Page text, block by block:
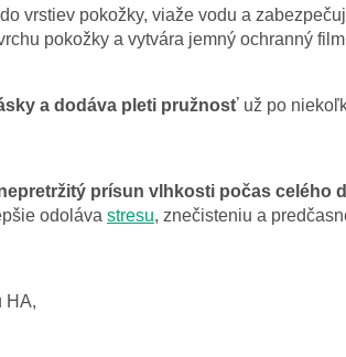
vrstiev pokožky, viaže vodu a
pokožky a vytvára jemný ochranný
a dodáva pleti pružnosť už po
prísun vlhkosti počas celého
odoláva stresu, znečisteniu a
HA,